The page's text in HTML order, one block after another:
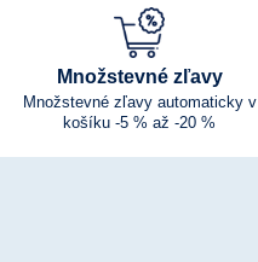
Množstevné zľavy
Množstevné zľavy automaticky v
košíku -5 % až -20 %